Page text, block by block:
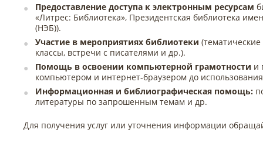
Предоставление доступа к электронным ресурсам
«Литрес: Библиотека», Президентская библиотека
(НЭБ)).
Участие в мероприятиях библиотеки
классы, встречи с писателями и др.).
Помощь в освоении компьютерной грамотности и
компьютером и интернет-браузером до
Информационная и библиографическая помощь:
литературы по запрошенным темам и др.
Для получения услуг или уточнения информации